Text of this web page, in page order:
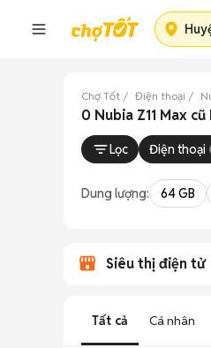
Chợ Tốt Điện thoại
0 Nubia Z11 Max
Lọc Điện thoại
Dung lượng: 64 GB
Siêu thị điện tử
Tất cả Cá nhân